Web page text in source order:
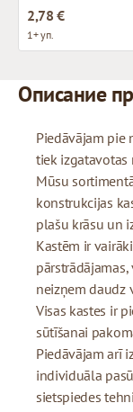
2,78 €
1+ уп.
Описание
Piedāvājam pie
tiek izgatavotas
Mūsu
konstrukcijas
plašu krāsu un
Kastēm ir
neizņem daudz
Visas kastes ir
sūtīšanai
Piedāvājam arī
individuāla
sietspiedes